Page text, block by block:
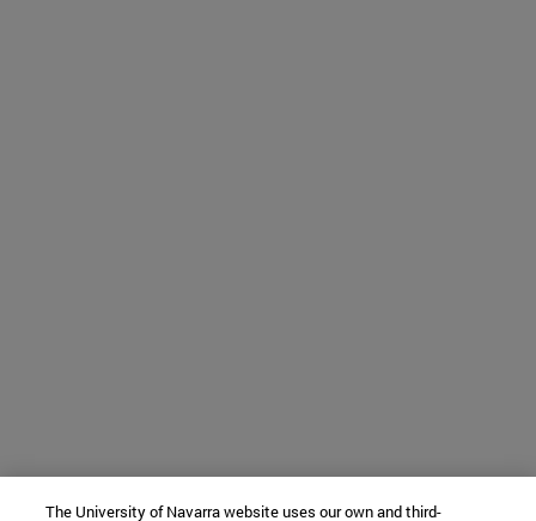
The University of Navarra website uses our own and third-